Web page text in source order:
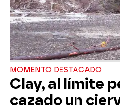
MOMENTO DESTACADO
Clay, al límite
cazado un